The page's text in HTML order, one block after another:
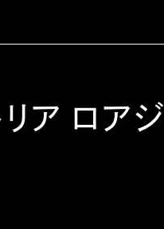
ア ロアジ